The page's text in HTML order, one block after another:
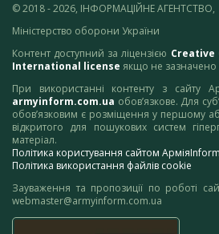
© 2018 - 2026, ІНФОРМАЦІЙНЕ АГЕНТСТВО,
Міністерство оборони України
Контент доступний за ліцензією Creative
International license якщо не зазначено
При використанні контенту з сайту
armyinform.com.ua обов’язкове. Для
обов’язковим є розміщення у першому
відкритого для пошукових систем
матеріал.
Політика користування сайтом АрміяInform
Політика використання файлів cookie
Зауваження та пропозиції по роботі
webmaster@armyinform.com.ua